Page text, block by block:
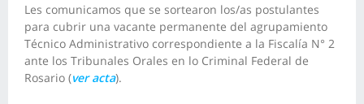
Les comunicamos que se sortearon los/as postulantes
para cubrir una vacante permanente del agrupamiento
Técnico Administrativo correspondiente a la Fiscalía N° 2
ante los Tribunales Orales en lo Criminal Federal de
Rosario (ver acta).